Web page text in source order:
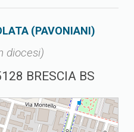
(PAVONIANI)
diocesi)
BRESCIA BS
DI S. MARIA IMMACOLATA